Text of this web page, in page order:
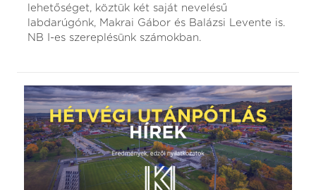
lehetőséget, köztük két saját nevelésű
labdarúgónk, Makrai Gábor és Balázsi Levente is.​​​​​​​
NB I-es szereplésünk számokban.